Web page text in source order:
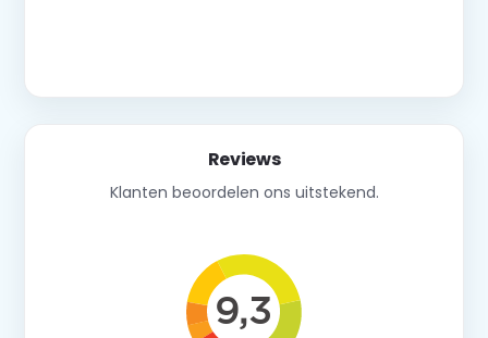
Reviews
Klanten beoordelen ons uitstekend.